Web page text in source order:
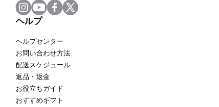
ヘルプ
ヘルプセンター
お問い合わせ方法
配送スケジュール
返品・返金
お役立ちガイド
おすすめギフト